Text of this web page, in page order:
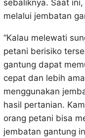
sebaliknya. Saat
melalui jembatan
“Kalau melewati
petani berisiko
gantung dapat
cepat dan lebih
menggunakan
hasil pertanian.
orang petani bisa
jembatan gantung